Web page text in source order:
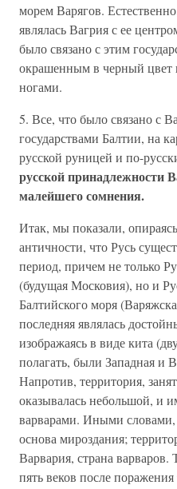
морем Варягов.
являлась Вагрия с ее
было связано с этим
окрашенным в черный цвет
ногами.
5. Все, что было связано с
государствами Балтии, на
русской руницей и по-
русской принадлежности
малейшего сомнения.
Итак, мы показали,
античности, что Русь
период, причем не только
(будущая Московия), но и
Балтийского моря
последняя являлась
изображаясь в виде кита
полагать, были Западная и
Напротив, территория,
оказывалась небольшой, и
варварами. Иными словами,
основа мироздания;
Варвария, страна
пять веков после